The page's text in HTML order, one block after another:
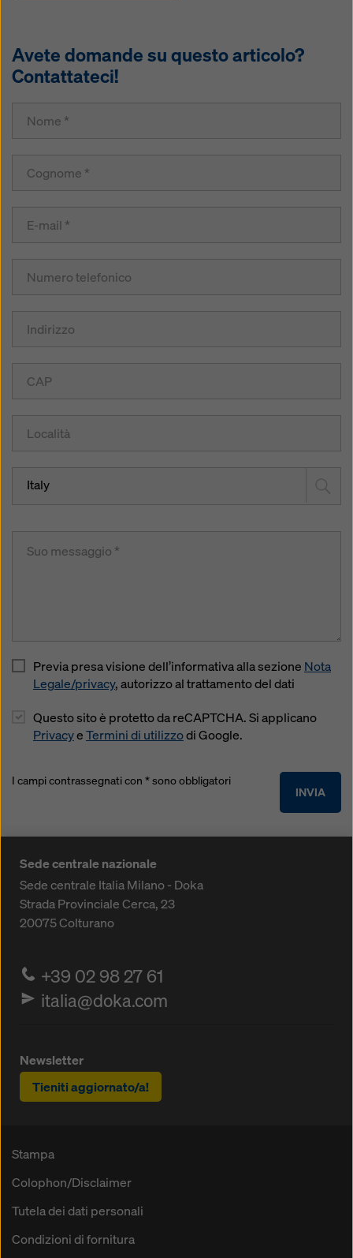
Avete domande su questo articolo?
Contattateci!
Italy
Previa presa visione dell’informativa alla sezione Nota
Legale/privacy, autorizzo al trattamento del dati
Questo sito è protetto da reCAPTCHA. Si applicano
PrivacyeTermini di utilizzodi Google.
INVIA
I campi contrassegnati con * sono obbligatori
Sede centrale nazionale
Sede centrale Italia Milano - Doka
Strada Provinciale Cerca, 23
20075Colturano
+39 02 98 27 61
italia@doka.com
Newsletter
Tieniti aggiornato/a!
Stampa
Colophon/Disclaimer
Tutela dei dati personali
Condizioni di fornitura